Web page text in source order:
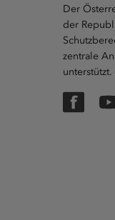
Der
der
zentrale
unterstützt.
Facebook